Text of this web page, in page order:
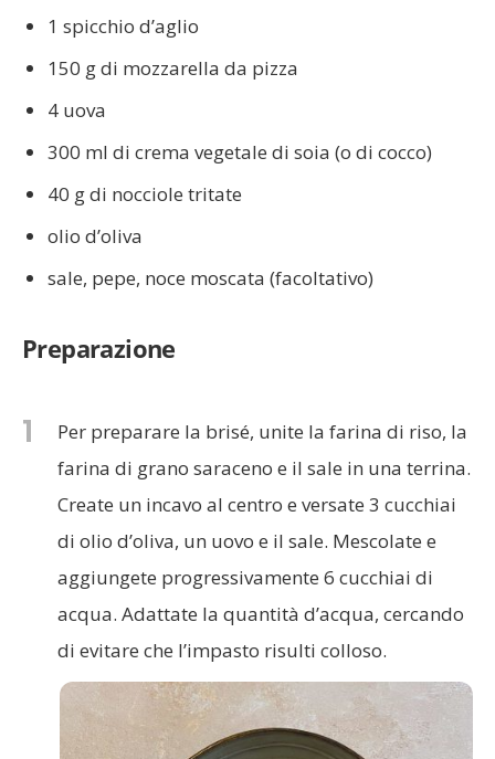
1 spicchio d’aglio
150 g di mozzarella da pizza
4 uova
300 ml di crema vegetale di soia (o di cocco)
40 g di nocciole tritate
olio d’oliva
sale, pepe, noce moscata (facoltativo)
Preparazione
1
Per preparare la brisé, unite la farina di riso, la
farina di grano saraceno e il sale in una terrina.
Create un incavo al centro e versate 3 cucchiai
di olio d’oliva, un uovo e il sale. Mescolate e
aggiungete progressivamente 6 cucchiai di
acqua. Adattate la quantità d’acqua, cercando
di evitare che l’impasto risulti colloso.